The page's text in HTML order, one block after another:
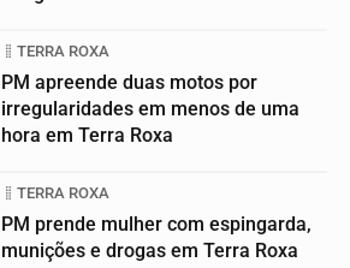
TERRA ROXA
PM apreende duas motos por
irregularidades em menos de uma
hora em Terra Roxa
TERRA ROXA
PM prende mulher com espingarda,
munições e drogas em Terra Roxa